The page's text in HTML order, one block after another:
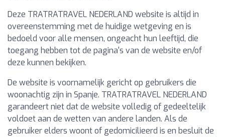
Deze TRATRATRAVEL NEDERLAND website is altijd in
overeenstemming met de huidige wetgeving en is
bedoeld voor alle mensen, ongeacht hun leeftijd, die
toegang hebben tot de pagina's van de website en/of
deze kunnen bekijken.
De website is voornamelijk gericht op gebruikers die
woonachtig zijn in Spanje. TRATRATRAVEL NEDERLAND
garandeert niet dat de website volledig of gedeeltelijk
voldoet aan de wetten van andere landen. Als de
gebruiker elders woont of gedomicilieerd is en besluit de